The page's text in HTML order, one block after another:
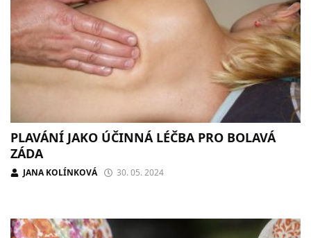
PLAVÁNÍ JAKO ÚČINNÁ LÉČBA PRO BOLAVÁ
ZÁDA
JANA KOLÍNKOVÁ 30. 05. 2024